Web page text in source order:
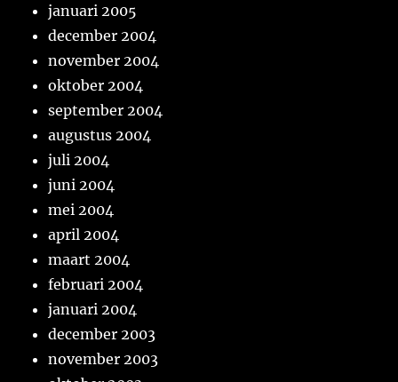
januari 2005
december 2004
november 2004
oktober 2004
september 2004
augustus 2004
juli 2004
juni 2004
mei 2004
april 2004
maart 2004
februari 2004
januari 2004
december 2003
november 2003